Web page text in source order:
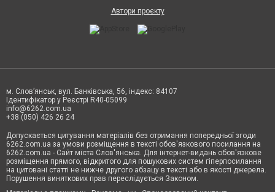
Автори проєкту
м. Слов’янськ, вул. Банківська, 56, індекс: 84107
Ідентифікатор у Реєстрі R40-05099
info@6262.com.ua
+38 (050) 426 26 24
Допускається цитування матеріалів без отримання попередньої згоди
6262.com.ua за умови розміщення в тексті обов'язкового посилання на
6262.com.ua - Сайт міста Слов'янська. Для інтернет-видань обов'язкове
розміщення прямого, відкритого для пошукових систем гіперпосилання
на цитовані статті не нижче другого абзацу в тексті або в якості джерела.
Порушення виняткових прав переслідується Законом.